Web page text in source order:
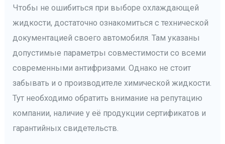
Чтобы не ошибиться при выборе охлаждающей
жидкости, достаточно ознакомиться с технической
документацией своего автомобиля. Там указаны
допустимые параметры совместимости со всеми
современными антифризами. Однако не стоит
забывать и о производителе химической жидкости.
Тут необходимо обратить внимание на репутацию
компании, наличие у её продукции сертификатов и
гарантийных свидетельств.